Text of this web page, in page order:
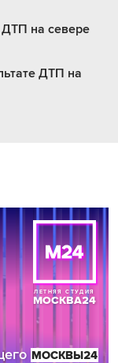
на севере
ДТП на